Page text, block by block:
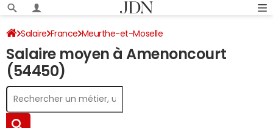
Salaire France Meurthe-et-Moselle
Salaire moyen à Amenoncourt
(54450)